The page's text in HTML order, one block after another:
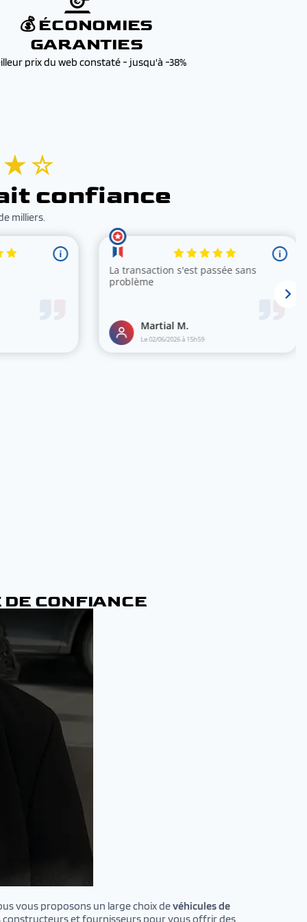
💰 ÉCONOMIES
GARANTIES
prix du web constaté - jusqu'à -38%
☆
confiance
milliers.
CONFIANCE
AutoJM
vous proposons un large choix devéhicules de
constructeurs et fournisseurs pour vous offrir des